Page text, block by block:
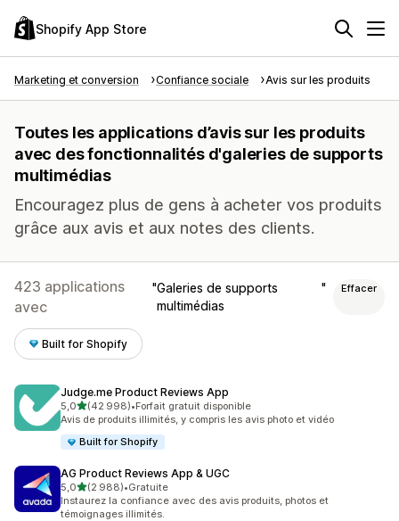
Shopify App Store
Marketing et conversion Confiance sociale Avis sur les produits
Toutes les applications d’avis sur les produits
avec des fonctionnalités d'galeries de supports
multimédias
Encouragez plus de gens à acheter vos produits
grâce aux avis et aux notes des clients.
423 applications
avec
Galeries de supports
multimédias
Effacer
Built for Shopify
Judge.me Product Reviews App
5,0étoile(s) sur 5
(42 998)
42998 avis au total
•Forfait gratuit disponible
Avis de produits illimités, y compris les avis photo et vidéo
Built for Shopify
AG Product Reviews App & UGC
5,0étoile(s) sur 5
(2 988)
2988 avis au total
•Gratuite
Instaurez la confiance avec des avis produits, photos et
témoignages illimités.